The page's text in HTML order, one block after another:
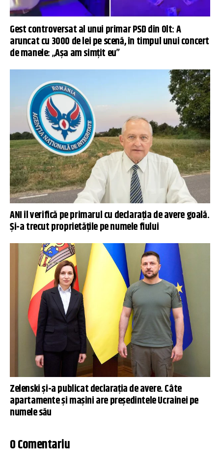
Gest controversat al unui primar PSD din Olt: A
aruncat cu 3000 de lei pe scenă, în timpul unui concert
de manele: „Așa am simțit eu”
ANI îl verifică pe primarul cu declarația de avere goală.
Și-a trecut proprietățile pe numele fiului
Zelenski și-a publicat declaraţia de avere. Câte
apartamente și mașini are președintele Ucrainei pe
numele său
0 Comentariu